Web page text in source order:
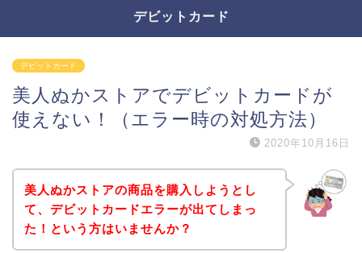
デビットカード
デビットカード
美人ぬかストアでデビットカードが
使えない！（エラー時の対処方法）
2020年10月16日
美人ぬかストアの商品を購入しようとし
て、デビットカードエラーが出てしまっ
た！という方はいませんか？